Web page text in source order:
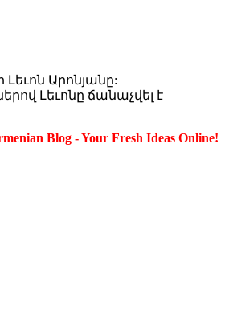
Արոնյանը:
Լեւոնը ճանաչվել է
Blog - Your Fresh Ideas Online!